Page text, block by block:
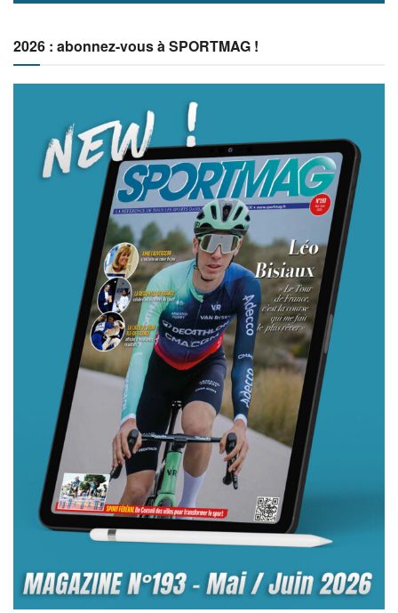
2026 : abonnez-vous à SPORTMAG !